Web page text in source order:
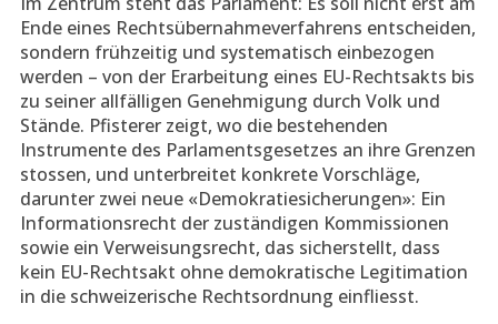
Ende eines Rechtsübernahmeverfahrens entscheiden,
sondern frühzeitig und systematisch einbezogen
werden – von der Erarbeitung eines EU-Rechtsakts bis
zu seiner allfälligen Genehmigung durch Volk und
Stände. Pfisterer zeigt, wo die bestehenden
Instrumente des Parlamentsgesetzes an ihre Grenzen
stossen, und unterbreitet konkrete Vorschläge,
darunter zwei neue «Demokratiesicherungen»: Ein
Informationsrecht der zuständigen Kommissionen
sowie ein Verweisungsrecht, das sicherstellt, dass
kein EU-Rechtsakt ohne demokratische Legitimation
in die schweizerische Rechtsordnung einfliesst.